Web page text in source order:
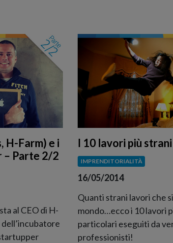
H-Farm) e i
– Parte 2/2
al CEO di H-
I 10 lavori più
IMPRENDITORIALITÀ
16/05/2014
Quanti strani lavori che
mondo…ecco i 10 lavori
particolari eseguiti da
professionisti!